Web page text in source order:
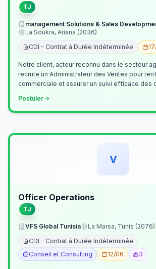
TJ
management Solutions & Sales
La Soukra, Ariana (2036)
CDI - Contrat à Durée Indéterminée
Notre client, acteur reconnu dans le secteur
recrute un Administrateur des Ventes pour
commerciale et assurer un suivi efficace des
Postuler
V
Officer Operations
TJ
VFS Global Tunisia
La Marsa, Tunis (2076)
CDI - Contrat à Durée Indéterminée
Conseil et Consulting
12/06 3